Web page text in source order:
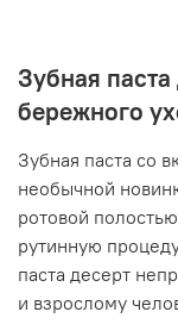
Зубная паста
бережного
Зубная паста со
необычной
ротовой
рутинную
паста десерт
и взрослому